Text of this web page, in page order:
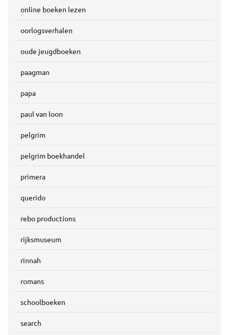
online boeken lezen
oorlogsverhalen
oude jeugdboeken
paagman
papa
paul van loon
pelgrim
pelgrim boekhandel
primera
querido
rebo productions
rijksmuseum
rinnah
romans
schoolboeken
search